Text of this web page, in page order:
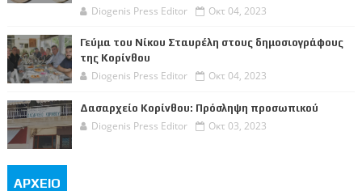
Diogenis Press Editor Οκτ 04, 2023
Γεύμα του Νίκου Σταυρέλη στους δημοσιογράφους
της Κορίνθου
Diogenis Press Editor Οκτ 04, 2023
Δασαρχείο Κορίνθου: Πρόσληψη προσωπικού
Diogenis Press Editor Οκτ 03, 2023
ΑΡΧΕΙΟ